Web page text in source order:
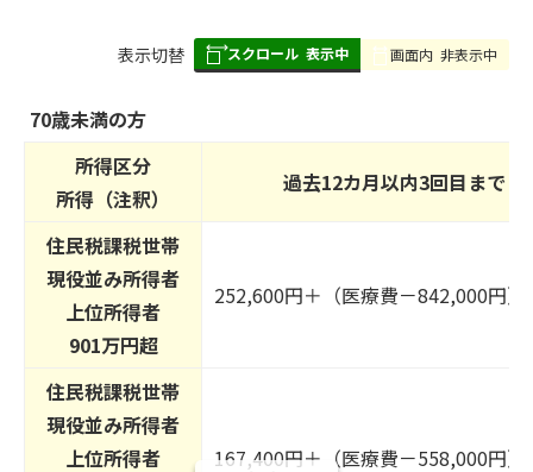
表
み
の
表示切替 スクロール 表示中 画面内 非表示中
70歳未満の方
所得区分
所得（注釈）
過去12カ月以内3回目まで
住民税課税世帯
現役並み所得者
上位所得者
901万円超
252,600円＋（医療費－842,000円
住民税課税世帯
現役並み所得者
上位所得者
167,400円＋（医療費－558,000円